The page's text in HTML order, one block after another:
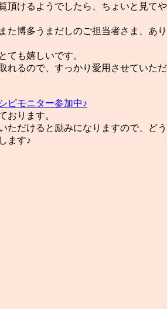
頂けるようでしたら、ちょいと見てや
た博多うまだしのご担当者さま、あり
ても嬉しいです。
れるので、すっかり愛用させていただ
おります。
ただけると励みになりますので、どう
ます♪